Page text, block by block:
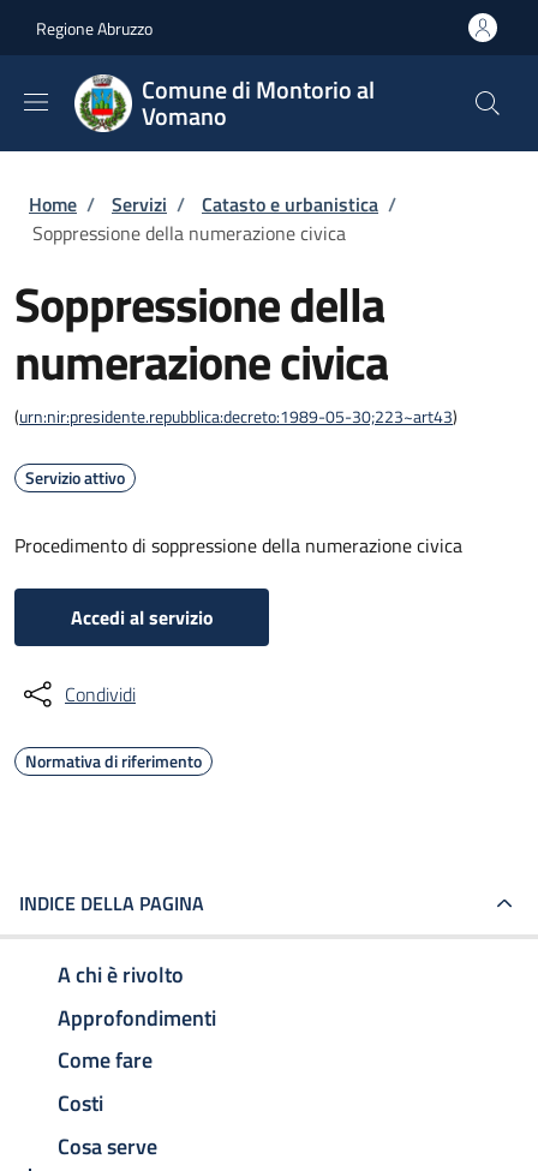
Regione Abruzzo
Comune di Montorio al
Vomano
Briciole di pane
Home / Servizi / Catasto e urbanistica /
Soppressione della numerazione civica
Soppressione della
numerazione civica
(urn:nir:presidente.repubblica:decreto:1989-05-30;223~art43)
Servizio attivo
Procedimento di soppressione della numerazione civica
Accedi al servizio
Condividi
Normativa di riferimento
INDICE DELLA PAGINA
A chi è rivolto
Approfondimenti
Come fare
Costi
Cosa serve